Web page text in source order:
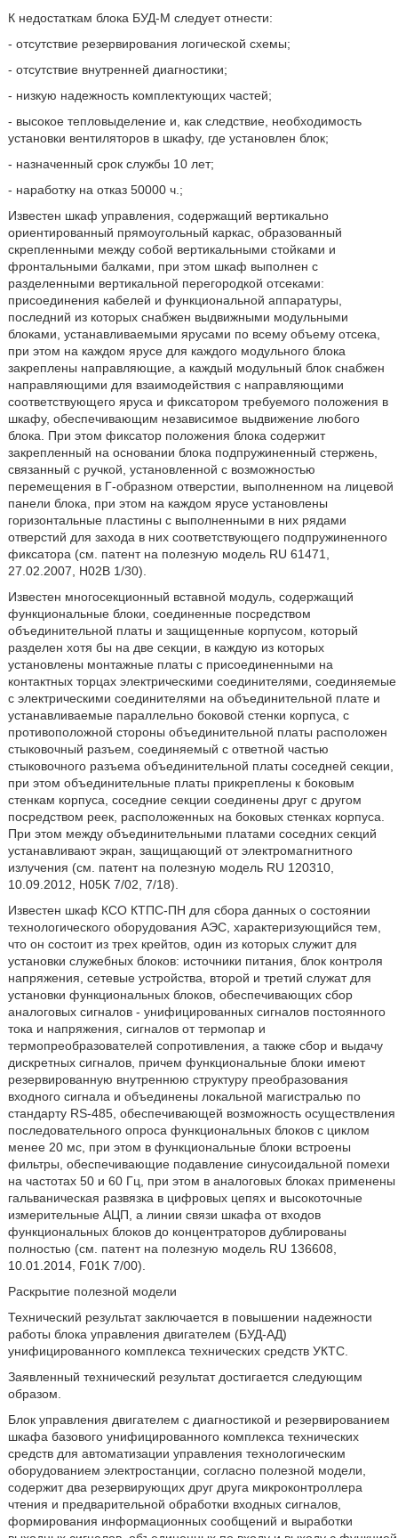
К недостаткам блока БУД-М следует отнести:
- отсутствие резервирования логической схемы;
- отсутствие внутренней диагностики;
- низкую надежность комплектующих частей;
- высокое тепловыделение и, как следствие, необходимость
установки вентиляторов в шкафу, где установлен блок;
- назначенный срок службы 10 лет;
- наработку на отказ 50000 ч.;
Известен шкаф управления, содержащий вертикально
ориентированный прямоугольный каркас, образованный
скрепленными между собой вертикальными стойками и
фронтальными балками, при этом шкаф выполнен с
разделенными вертикальной перегородкой отсеками:
присоединения кабелей и функциональной аппаратуры,
последний из которых снабжен выдвижными модульными
блоками, устанавливаемыми ярусами по всему объему отсека,
при этом на каждом ярусе для каждого модульного блока
закреплены направляющие, а каждый модульный блок снабжен
направляющими для взаимодействия с направляющими
соответствующего яруса и фиксатором требуемого положения в
шкафу, обеспечивающим независимое выдвижение любого
блока. При этом фиксатор положения блока содержит
закрепленный на основании блока подпружиненный стержень,
связанный с ручкой, установленной с возможностью
перемещения в Г-образном отверстии, выполненном на лицевой
панели блока, при этом на каждом ярусе установлены
горизонтальные пластины с выполненными в них рядами
отверстий для захода в них соответствующего подпружиненного
фиксатора (см. патент на полезную модель RU 61471,
27.02.2007, H02B 1/30).
Известен многосекционный вставной модуль, содержащий
функциональные блоки, соединенные посредством
объединительной платы и защищенные корпусом, который
разделен хотя бы на две секции, в каждую из которых
установлены монтажные платы с присоединенными на
контактных торцах электрическими соединителями, соединяемые
с электрическими соединителями на объединительной плате и
устанавливаемые параллельно боковой стенки корпуса, с
противоположной стороны объединительной платы расположен
стыковочный разъем, соединяемый с ответной частью
стыковочного разъема объединительной платы соседней секции,
при этом объединительные платы прикреплены к боковым
стенкам корпуса, соседние секции соединены друг с другом
посредством реек, расположенных на боковых стенках корпуса.
При этом между объединительными платами соседних секций
устанавливают экран, защищающий от электромагнитного
излучения (см. патент на полезную модель RU 120310,
10.09.2012, H05K 7/02, 7/18).
Известен шкаф КСО КТПС-ПН для сбора данных о состоянии
технологического оборудования АЭС, характеризующийся тем,
что он состоит из трех крейтов, один из которых служит для
установки служебных блоков: источники питания, блок контроля
напряжения, сетевые устройства, второй и третий служат для
установки функциональных блоков, обеспечивающих сбор
аналоговых сигналов - унифицированных сигналов постоянного
тока и напряжения, сигналов от термопар и
термопреобразователей сопротивления, а также сбор и выдачу
дискретных сигналов, причем функциональные блоки имеют
резервированную внутреннюю структуру преобразования
входного сигнала и объединены локальной магистралью по
стандарту RS-485, обеспечивающей возможность осуществления
последовательного опроса функциональных блоков с циклом
менее 20 мс, при этом в функциональные блоки встроены
фильтры, обеспечивающие подавление синусоидальной помехи
на частотах 50 и 60 Гц, при этом в аналоговых блоках применены
гальваническая развязка в цифровых цепях и высокоточные
измерительные АЦП, а линии связи шкафа от входов
функциональных блоков до концентраторов дублированы
полностью (см. патент на полезную модель RU 136608,
10.01.2014, F01K 7/00).
Раскрытие полезной модели
Технический результат заключается в повышении надежности
работы блока управления двигателем (БУД-АД)
унифицированного комплекса технических средств УКТС.
Заявленный технический результат достигается следующим
образом.
Блок управления двигателем с диагностикой и резервированием
шкафа базового унифицированного комплекса технических
средств для автоматизации управления технологическим
оборудованием электростанции, согласно полезной модели,
содержит два резервирующих друг друга микроконтроллера
чтения и предварительной обработки входных сигналов,
формирования информационных сообщений и выработки